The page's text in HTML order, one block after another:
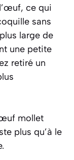
ce qui
sans
large de
une petite
retiré un
mollet
plus qu’à le